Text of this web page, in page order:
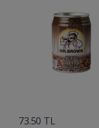
73.50 TL